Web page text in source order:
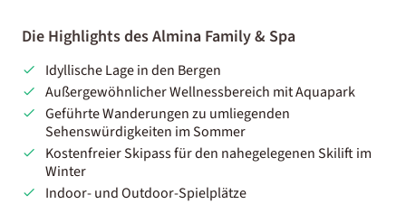
Die Highlights des Almina ​Family & Spa
Idyllische Lage in den Bergen
Außergewöhnlicher Wellnessbereich mit Aquapark
Geführte Wanderungen zu umliegenden
Sehenswürdigkeiten im Sommer
Kostenfreier Skipass für den nahegelegenen Skilift im
Winter
Indoor- und Outdoor-Spielplätze